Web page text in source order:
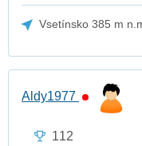
Vsetínsko 385 m
Aldy1977
112